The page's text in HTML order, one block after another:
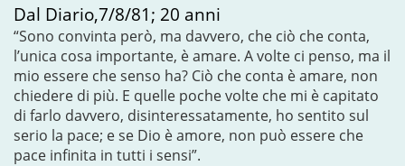
Dal Diario,7/8/81; 20 anni
“Sono convinta però, ma davvero, che ciò che conta,
l’unica cosa importante, è amare. A volte ci penso, ma il
mio essere che senso ha? Ciò che conta è amare, non
chiedere di più. E quelle poche volte che mi è capitato
di farlo davvero, disinteressatamente, ho sentito sul
serio la pace; e se Dio è amore, non può essere che
pace infinita in tutti i sensi”.